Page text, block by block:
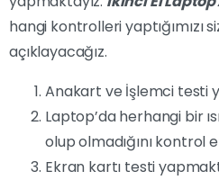
hangi kontrolleri yaptığımızı
açıklayacağız.
Anakart ve İşlemci testi
Laptop’da herhangi bir
olup olmadığını kontrol
Ekran kartı testi